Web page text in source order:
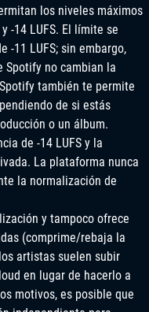
los niveles máximos
-14 LUFS. El límite se
-11 LUFS; sin embargo,
Spotify no cambian la
también te permite
de si estás
o un álbum.
de -14 LUFS y la
La plataforma nunca
la normalización de
y tampoco ofrece
(comprime/rebaja la
artistas suelen subir
en lugar de hacerlo a
motivos, es posible que